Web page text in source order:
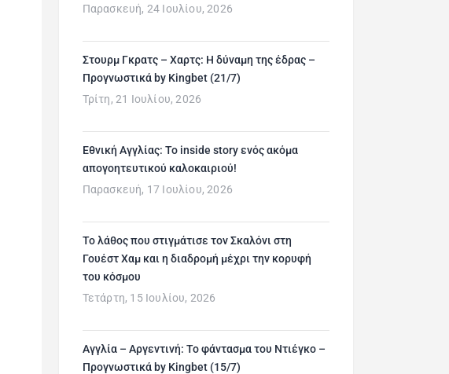
Παρασκευή, 24 Ιουλίου, 2026
Στουρμ Γκρατς – Χαρτς: Η δύναμη της έδρας –
Προγνωστικά by Kingbet (21/7)
Τρίτη, 21 Ιουλίου, 2026
Εθνική Αγγλίας: Το inside story ενός ακόμα
απογοητευτικού καλοκαιριού!
Παρασκευή, 17 Ιουλίου, 2026
Το λάθος που στιγμάτισε τον Σκαλόνι στη
Γουέστ Χαμ και η διαδρομή μέχρι την κορυφή
του κόσμου
Τετάρτη, 15 Ιουλίου, 2026
Αγγλία – Αργεντινή: Το φάντασμα του Ντιέγκο –
Προγνωστικά by Kingbet (15/7)